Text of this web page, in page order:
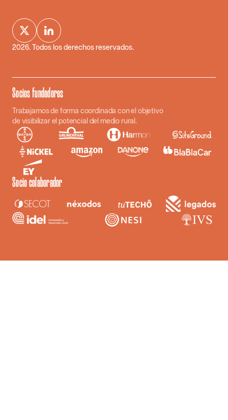
2026. Todos los derechos reservados.
Socios fundadores
Trabajamos de forma coordinada con el objetivo
de visibilizar el potencial del medio rural.
Socio colaborador